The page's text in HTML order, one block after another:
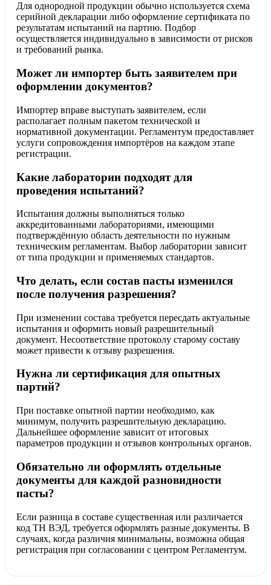
Для однородной продукции обычно используется схема
серийной декларации либо оформление сертификата по
результатам испытаний на партию. Подбор
осуществляется индивидуально в зависимости от рисков
и требований рынка.
Может ли импортер быть заявителем при
оформлении документов?
Импортер вправе выступать заявителем, если
располагает полным пакетом технической и
нормативной документации. Регламентум предоставляет
услуги сопровождения импортёров на каждом этапе
регистрации.
Какие лаборатории подходят для
проведения испытаний?
Испытания должны выполняться только
аккредитованными лабораториями, имеющими
подтверждённую область деятельности по нужным
техническим регламентам. Выбор лаборатории зависит
от типа продукции и применяемых стандартов.
Что делать, если состав пасты изменился
после получения разрешения?
При изменении состава требуется пересдать актуальные
испытания и оформить новый разрешительный
документ. Несоответствие протоколу старому составу
может привести к отзыву разрешения.
Нужна ли сертификация для опытных
партий?
При поставке опытной партии необходимо, как
минимум, получить разрешительную декларацию.
Дальнейшее оформление зависит от итоговых
параметров продукции и отзывов контрольных органов.
Обязательно ли оформлять отдельные
документы для каждой разновидности
пасты?
Если разница в составе существенная или различается
код ТН ВЭД, требуется оформлять разные документы. В
случаях, когда различия минимальны, возможна общая
регистрация при согласовании с центром Регламентум.